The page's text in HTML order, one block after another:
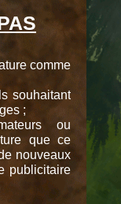
comme
souhaitant
;
ou
que ce
nouveaux
publicitaire